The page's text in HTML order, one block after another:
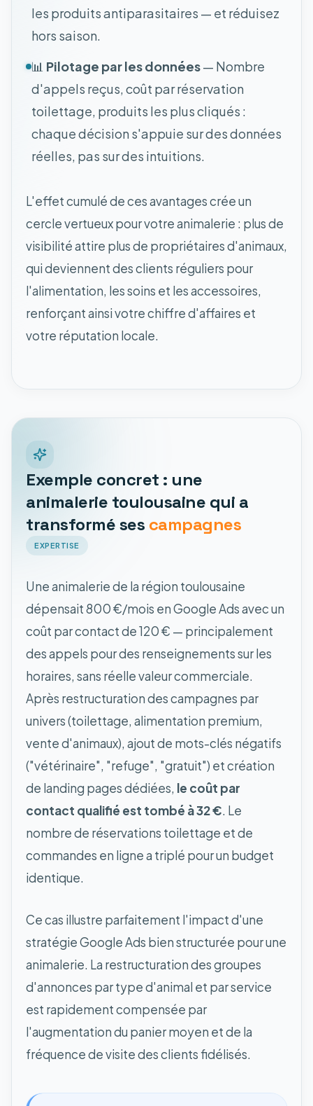
les produits antiparasitaires — et réduisez
hors saison.
📊 Pilotage par les données— Nombre
d'appels reçus, coût par réservation
toilettage, produits les plus cliqués :
chaque décision s'appuie sur des données
réelles, pas sur des intuitions.
L'effet cumulé de ces avantages crée un
cercle vertueux pour votre animalerie : plus de
visibilité attire plus de propriétaires d'animaux,
qui deviennent des clients réguliers pour
l'alimentation, les soins et les accessoires,
renforçant ainsi votre chiffre d'affaires et
votre réputation locale.
Exemple concret : une
animalerie toulousaine qui a
transformé ses campagnes
EXPERTISE
Une animalerie de la région toulousaine
dépensait 800 €/mois en Google Ads avec un
coût par contact de 120 € — principalement
des appels pour des renseignements sur les
horaires, sans réelle valeur commerciale.
Après restructuration des campagnes par
univers (toilettage, alimentation premium,
vente d'animaux), ajout de mots-clés négatifs
("vétérinaire", "refuge", "gratuit") et création
de landing pages dédiées, le coût par
contact qualifié est tombé à 32 €. Le
nombre de réservations toilettage et de
commandes en ligne a triplé pour un budget
identique.
Ce cas illustre parfaitement l'impact d'une
stratégie Google Ads bien structurée pour une
animalerie. La restructuration des groupes
d'annonces par type d'animal et par service
est rapidement compensée par
l'augmentation du panier moyen et de la
fréquence de visite des clients fidélisés.